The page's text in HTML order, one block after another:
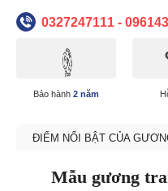
0327247111 -
Bảo hành 2 năm
ĐIỂM NỔI BẬT CỦA
Mẫu gương